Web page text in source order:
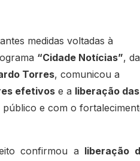
medidas voltadas à
“Cidade Notícias”, da
Torres, comunicou a
efetivos e a liberação das
e com o
confirmou a liberação